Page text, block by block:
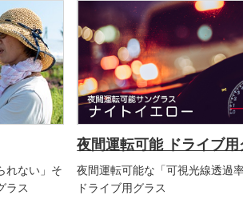
れない」そ
ラス
夜間運転可能 ドライブ用
夜間運転可能な「可視光線透過
ドライブ用グラス